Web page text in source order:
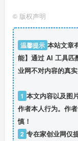
© 版权声明
温馨提示 本站文章
能】通过 AI 工具匹
业网不对内容的真
1 本文内容以及图
作者本人行为。作
慎！
2 专在家创业网仅